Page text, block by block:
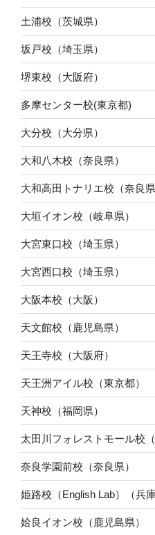
土浦校（茨城県）
坂戸校（埼玉県）
堺東校（大阪府）
多摩センター校(東京都)
大分校（大分県）
大和八木校（奈良県）
大和高田トナリエ校（奈良県
大垣イオン校（岐阜県）
大宮東口校（埼玉県）
大宮西口校（埼玉県）
大阪本校（大阪）
天文館校（鹿児島県）
天王寺校（大阪府）
天王洲アイル校（東京都）
天神校（福岡県）
太田川フォレストモール校（
奈良学園前校（奈良県）
姫路校（English Lab）（兵庫
姶良イオン校（鹿児島県）